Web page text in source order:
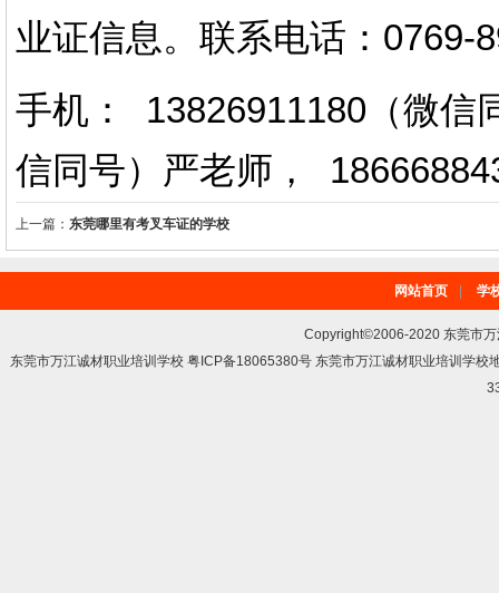
业证信息。 联系电话 ： 0769-
手机： 13826911180（微信
信同号）严老师 ，
上一篇： 东莞哪里有考叉车证的学校
网站首页 学
Copyright©2006-2020 东莞市
东莞市万江诚材职业培训学校 粤ICP备18065380号 东莞市万江诚材职业培训学